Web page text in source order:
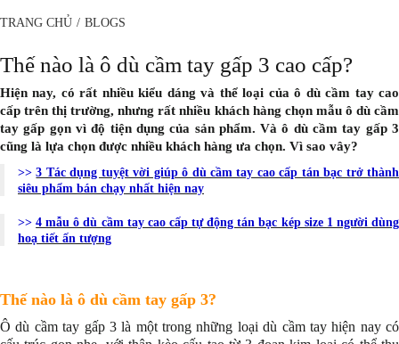
TRANG CHỦ / BLOGS
Thế nào là ô dù cầm tay gấp 3 cao cấp?
Hiện nay, có rất nhiều kiểu dáng và thể loại của ô dù cầm tay cao
cấp trên thị trường, nhưng rất nhiều khách hàng chọn mẫu ô dù cầm
tay gấp gọn vì độ tiện dụng của sản phẩm. Và ô dù cầm tay gấp 3
cũng là lựa chọn được nhiều khách hàng ưa chọn. Vì sao vây?
>>3 Tác dụng tuyệt vời giúp ô dù cầm tay cao cấp tán bạc trở thành
siêu phẩm bán chạy nhất hiện nay
>>4 mẫu ô dù cầm tay cao cấp tự động tán bạc kép size 1 người dùng
hoạ tiết ấn tượng
Thế nào là ô dù cầm tay gấp 3?
Ô dù cầm tay gấp 3 là một trong những loại dù cầm tay hiện nay có